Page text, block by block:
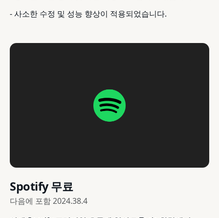
- 사소한 수정 및 성능 향상이 적용되었습니다.
Spotify 무료
다음에 포함2024.38.4